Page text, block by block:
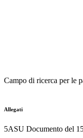
Campo di ricerca per le
Allegati
5ASU Documento del